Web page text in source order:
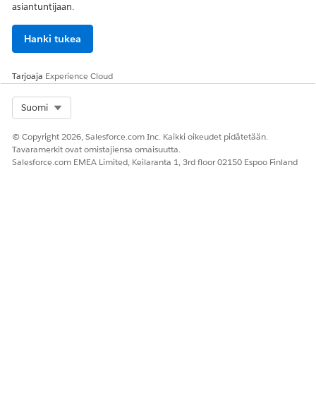
asiantuntijaan.
Hanki tukea
Tarjoaja Experience Cloud
Suomi
© Copyright 2026, Salesforce.com Inc. Kaikki oikeudet pidätetään.
Tavaramerkit ovat omistajiensa omaisuutta.
Salesforce.com EMEA Limited, Keilaranta 1, 3rd floor 02150 Espoo Finland